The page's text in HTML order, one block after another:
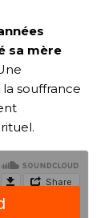
sa mère
souffrance